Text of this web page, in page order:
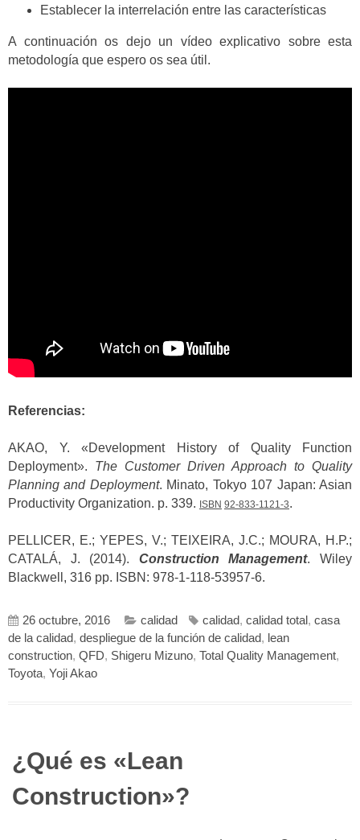
Establecer la interrelación entre las características
A continuación os dejo un vídeo explicativo sobre esta
metodología que espero os sea útil.
Referencias:
AKAO, Y. «Development History of Quality Function
Deployment». The Customer Driven Approach to Quality
Planning and Deployment. Minato, Tokyo 107 Japan: Asian
Productivity Organization. p. 339. ISBN 92-833-1121-3.
PELLICER, E.; YEPES, V.; TEIXEIRA, J.C.; MOURA, H.P.;
CATALÁ, J. (2014). Construction Management. Wiley
Blackwell, 316 pp. ISBN: 978-1-118-53957-6.
26 octubre, 2016 calidad calidad, calidad total , casa
de la calidad, despliegue de la función de calidad, lean
construction, QFD, Shigeru Mizuno, Total Quality Management,
Toyota, Yoji Akao
¿Qué es «Lean
Construction»?